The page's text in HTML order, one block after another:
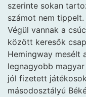
szerinte sokan
számot nem tippelt.
Végül vannak a
között keresők
Hemingway mesélt
legnagyobb
jól fizetett
másodosztályú